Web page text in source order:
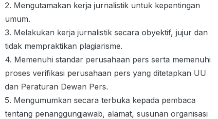
2. Mengutamakan kerja jurnalistik untuk kepentingan
umum.
3. Melakukan kerja jurnalistik secara obyektif, jujur dan
tidak mempraktikan plagiarisme.
4. Memenuhi standar perusahaan pers serta memenuhi
proses verifikasi perusahaan pers yang ditetapkan UU
dan Peraturan Dewan Pers.
5. Mengumumkan secara terbuka kepada pembaca
tentang penanggungjawab, alamat, susunan organisasi